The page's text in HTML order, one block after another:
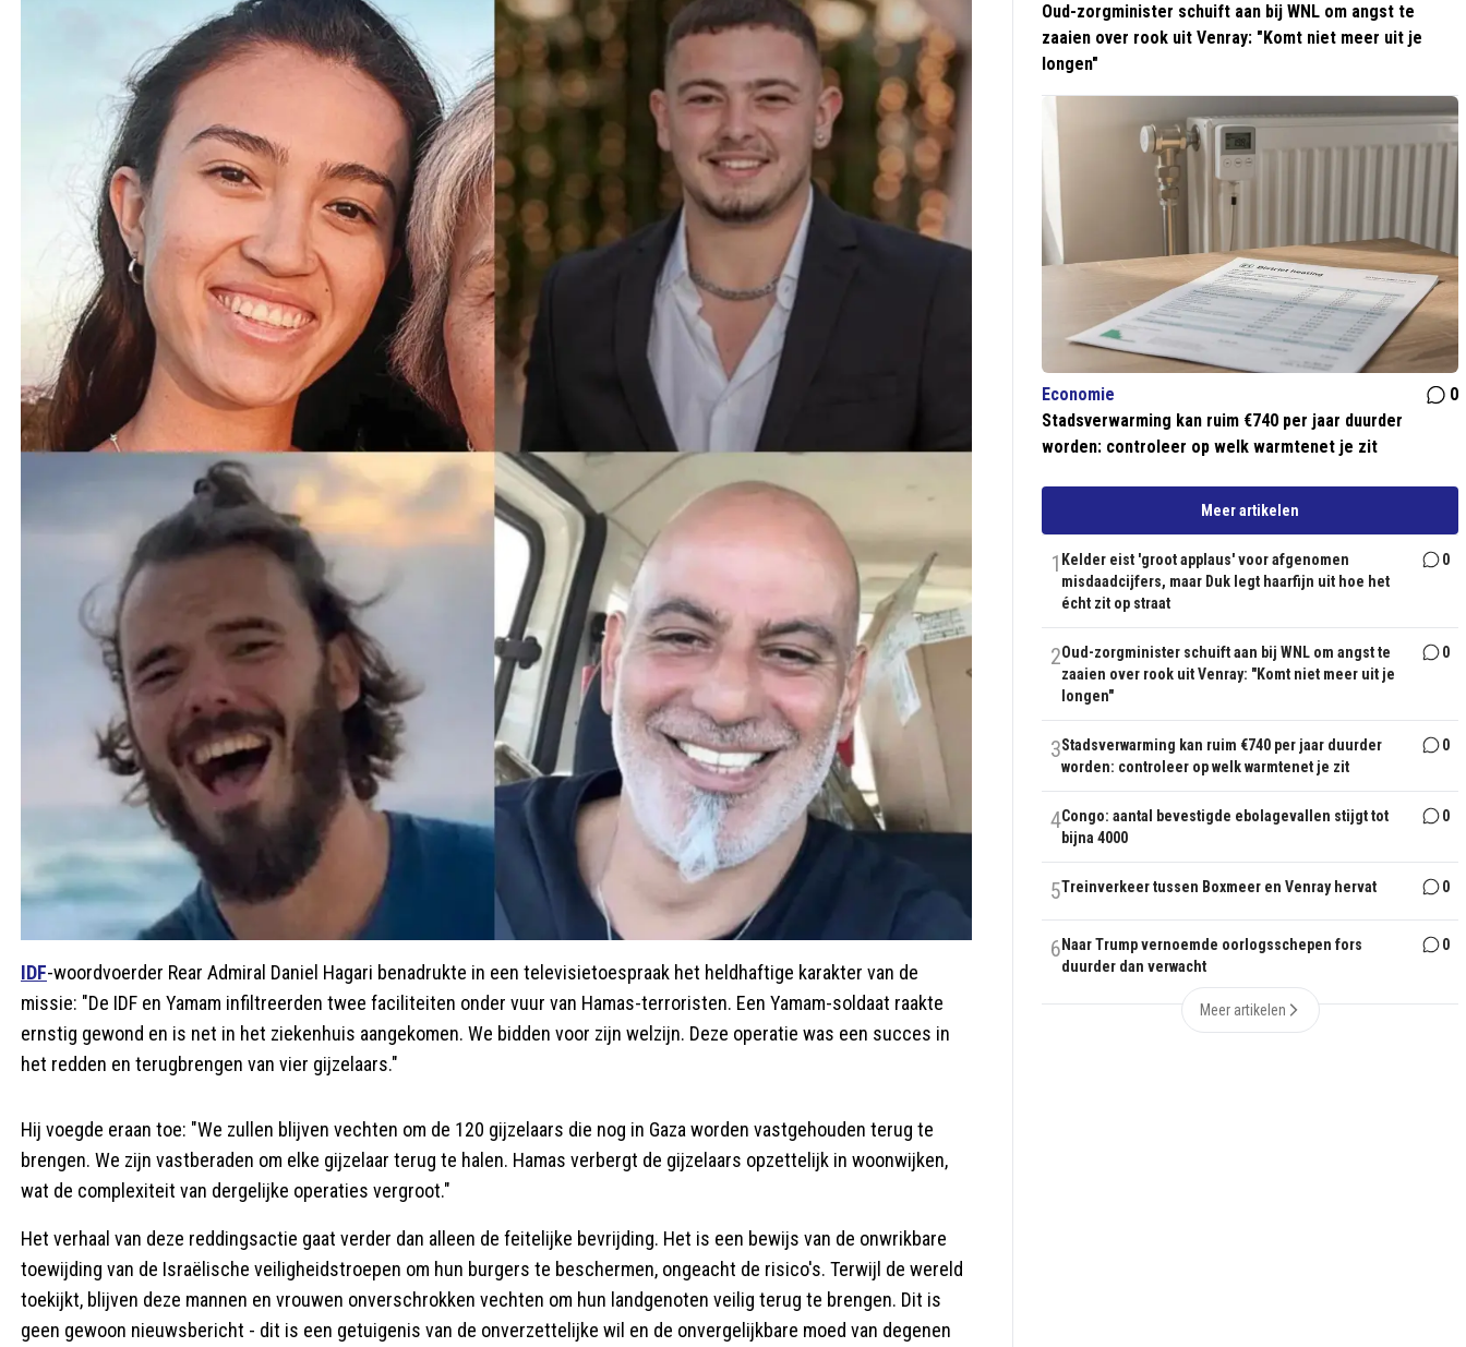
IDF-woordvoerder Rear Admiral Daniel Hagari benadrukte in een televisietoespraak het heldhaftige karakter van de
missie: "De IDF en Yamam infiltreerden twee faciliteiten onder vuur van Hamas-terroristen. Een Yamam-soldaat raakte
ernstig gewond en is net in het ziekenhuis aangekomen. We bidden voor zijn welzijn. Deze operatie was een succes in
het redden en terugbrengen van vier gijzelaars."
Hij voegde eraan toe: "We zullen blijven vechten om de 120 gijzelaars die nog in Gaza worden vastgehouden terug te
brengen. We zijn vastberaden om elke gijzelaar terug te halen. Hamas verbergt de gijzelaars opzettelijk in woonwijken,
wat de complexiteit van dergelijke operaties vergroot."
Het verhaal van deze reddingsactie gaat verder dan alleen de feitelijke bevrijding. Het is een bewijs van de onwrikbare
toewijding van de Israëlische veiligheidstroepen om hun burgers te beschermen, ongeacht de risico's. Terwijl de wereld
toekijkt, blijven deze mannen en vrouwen onverschrokken vechten om hun landgenoten veilig terug te brengen. Dit is
geen gewoon nieuwsbericht - dit is een getuigenis van de onverzettelijke wil en de onvergelijkbare moed van degenen
Oud-zorgminister schuift aan bij WNL om angst te
zaaien over rook uit Venray: "Komt niet meer uit je
longen"
Economie
0
Stadsverwarming kan ruim €740 per jaar duurder
worden: controleer op welk warmtenet je zit
Meer artikelen
1 Kelder eist 'groot applaus' voor afgenomen
misdaadcijfers, maar Duk legt haarfijn uit hoe het
écht zit op straat
0
2Oud-zorgminister schuift aan bij WNL om angst te
zaaien over rook uit Venray: "Komt niet meer uit je
longen"
0
3Stadsverwarming kan ruim €740 per jaar duurder
worden: controleer op welk warmtenet je zit
0
4Congo: aantal bevestigde ebolagevallen stijgt tot
bijna 4000
0
5Treinverkeer tussen Boxmeer en Venray hervat 0
6 Naar Trump vernoemde oorlogsschepen fors
duurder dan verwacht
0
Meer artikelen